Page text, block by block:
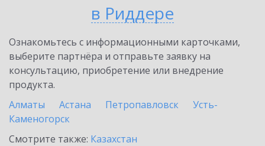
в Риддере
Ознакомьтесь с информационными карточками,
выберите партнёра и отправьте заявку на
консультацию, приобретение или внедрение
продукта.
Алматы
Астана Петропавловск
Усть-
Каменогорск
Смотрите также: Казахстан